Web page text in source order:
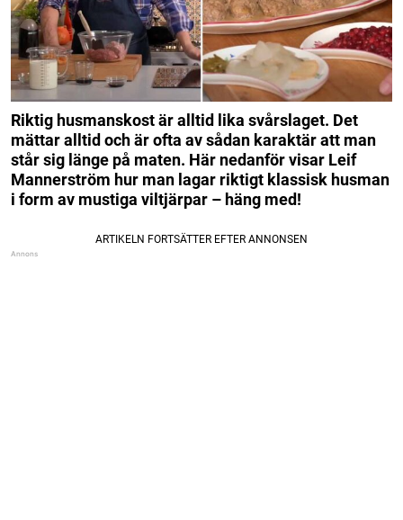
Riktig husmanskost är alltid lika svårslaget. Det
mättar alltid och är ofta av sådan karaktär att man
står sig länge på maten. Här nedanför visar Leif
Mannerström hur man lagar riktigt klassisk husman
i form av mustiga viltjärpar – häng med!